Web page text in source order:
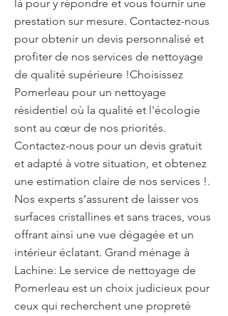
là pour y répondre et vous fournir une
prestation sur mesure. Contactez-nous
pour obtenir un devis personnalisé et
profiter de nos services de nettoyage
de qualité supérieure !Choisissez
Pomerleau pour un nettoyage
résidentiel où la qualité et l'écologie
sont au cœur de nos priorités.
Contactez-nous pour un devis gratuit
et adapté à votre situation, et obtenez
une estimation claire de nos services !.
Nos experts s’assurent de laisser vos
surfaces cristallines et sans traces, vous
offrant ainsi une vue dégagée et un
intérieur éclatant. Grand ménage à
Lachine: Le service de nettoyage de
Pomerleau est un choix judicieux pour
ceux qui recherchent une propreté